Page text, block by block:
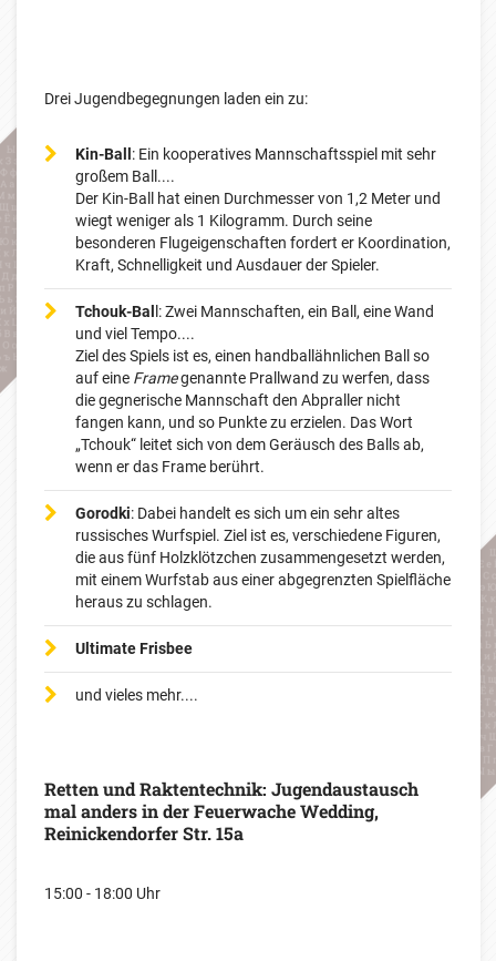
Drei Jugendbegegnungen laden ein zu:
Kin-Ball : Ein kooperatives Mannschaftsspiel mit sehr
großem Ball....
Der Kin-Ball hat einen Durchmesser von 1,2 Meter und
wiegt weniger als 1 Kilogramm. Durch seine
besonderen Flugeigenschaften fordert er Koordination,
Kraft, Schnelligkeit und Ausdauer der Spieler.
Tchouk-Bal l: Zwei Mannschaften, ein Ball, eine Wand
und viel Tempo....
Ziel des Spiels ist es, einen handballähnlichen Ball so
auf eine Framegenannte Prallwand zu werfen, dass
die gegnerische Mannschaft den Abpraller nicht
fangen kann, und so Punkte zu erzielen. Das Wort
„Tchouk“ leitet sich von dem Geräusch des Balls ab,
wenn er das Frame berührt.
Gorodki: Dabei handelt es sich um ein sehr altes
russisches Wurfspiel. Ziel ist es, verschiedene Figuren,
die aus fünf Holzklötzchen zusammengesetzt werden,
mit einem Wurfstab aus einer abgegrenzten Spielfläche
heraus zu schlagen.
Ultimate Frisbee
und vieles mehr....
Retten und Raktentechnik: Jugendaustausch
mal anders in der Feuerwache Wedding,
Reinickendorfer Str. 15a
15:00 - 18:00 Uhr